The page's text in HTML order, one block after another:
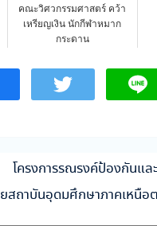
คณะวิศวกรรมศาสตร์ คว้า
เหรียญเงิน นักกีฬาหมาก
กระดาน
Previous
post:
โครงการรณรงค์ป้องกันแล
สถาบันอุดมศึกษาภาคเหนือ